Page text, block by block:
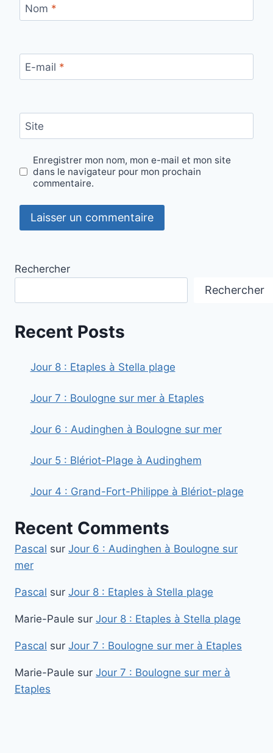
Nom *
E-mail *
Site
Enregistrer mon nom, mon e-mail et mon site
dans le navigateur pour mon prochain
commentaire.
Rechercher
Rechercher
Recent Posts
Jour 8 : Etaples à Stella plage
Jour 7 : Boulogne sur mer à Etaples
Jour 6 : Audinghen à Boulogne sur mer
Jour 5 : Blériot-Plage à Audinghem
Jour 4 : Grand-Fort-Philippe à Blériot-plage
Recent Comments
Pascal sur Jour 6 : Audinghen à Boulogne sur
mer
Pascal sur Jour 8 : Etaples à Stella plage
Marie-Paule sur Jour 8 : Etaples à Stella plage
Pascal sur Jour 7 : Boulogne sur mer à Etaples
Marie-Paule sur Jour 7 : Boulogne sur mer à
Etaples